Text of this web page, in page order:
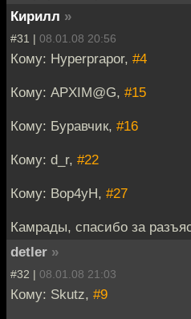
Кирилл »
#31 | 08.01.08 20:56
Кому: Hyperprapor, #4
Кому: APXIM@G, #15
Кому: Буравчик, #16
Кому: d_r, #22
Кому: Bop4yH, #27
Камрады, спасибо за
detler »
#32 | 08.01.08 21:03
Кому: Skutz, #9